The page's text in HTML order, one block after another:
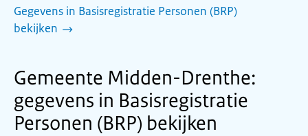
Gegevens in Basisregistratie Personen (BRP)
bekijken
Gemeente Midden-Drenthe:
gegevens in Basisregistratie
Personen (BRP) bekijken